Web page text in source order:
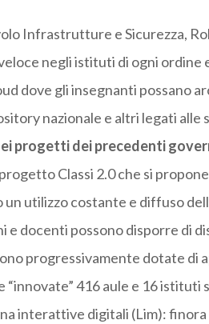
Infrastrutture e Sicurezza,
negli istituti di ogni ordine
dove gli insegnanti possano
nazionale e altri legati alle
progetti dei precedenti
Classi 2.0 che si
utilizzo costante e diffuso
e docenti possono disporre di
progressivamente dotate di
416 aule e 16
interattive digitali (Lim):